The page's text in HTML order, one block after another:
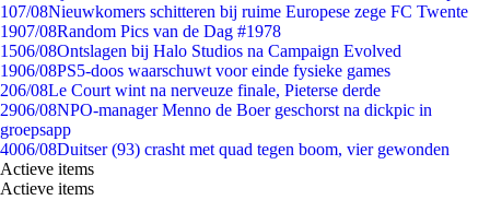
107/08Nieuwkomers schitteren bij ruime Europese zege FC Twente
1907/08Random Pics van de Dag #1978
1506/08Ontslagen bij Halo Studios na Campaign Evolved
1906/08PS5-doos waarschuwt voor einde fysieke games
206/08Le Court wint na nerveuze finale, Pieterse derde
2906/08NPO-manager Menno de Boer geschorst na dickpic in
groepsapp
4006/08Duitser (93) crasht met quad tegen boom, vier gewonden
Actieve items
Actieve items